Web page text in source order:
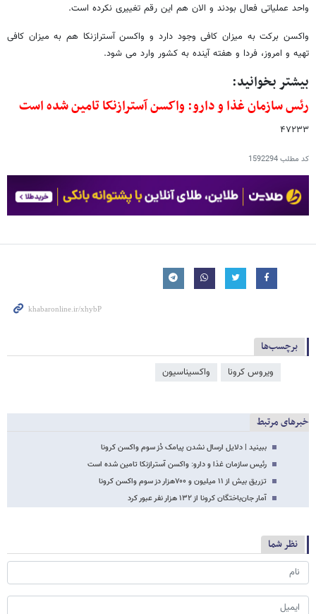
واحد عملیاتی فعال بودند و الان هم این رقم تغییری نکرده است.
واکسن برکت به میزان کافی وجود دارد و واکسن آسترازنکا هم به میزان کافی
تهیه و امروز، فردا و هفته آینده به کشور وارد می شود.
بیشتر بخوانید:
رئس سازمان غذا و دارو: واکسن آسترازنکا تامین شده است
۴۷۲۳۳
کد مطلب1592294
برچسب‌ها
ویروس کرونا واکسیناسیون
خبرهای مرتبط
ببینید | دلایل ارسال نشدن پیامک دُز سوم واکسن کرونا
رئیس سازمان غذا و دارو: واکسن آسترازنکا تامین شده است
تزریق بیش از ۱۱ میلیون و ۷۰۰هزار دز سوم واکسن کرونا
آمار جان‌باختگان کرونا از ۱۳۲ هزار نفر عبور کرد
نظر شما